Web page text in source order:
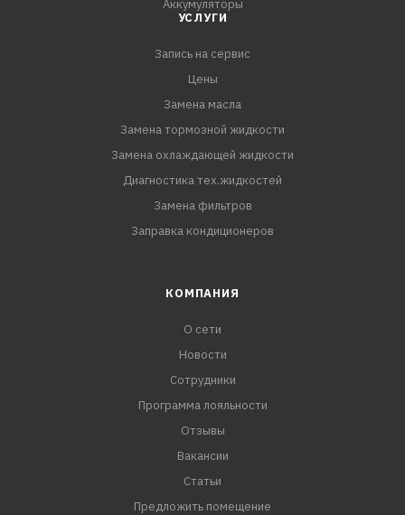
Аккумуляторы
УСЛУГИ
Запись на сервис
Цены
Замена масла
Замена тормозной жидкости
Замена охлаждающей жидкости
Диагностика тех.жидкостей
Замена фильтров
Заправка кондиционеров
КОМПАНИЯ
О сети
Новости
Сотрудники
Программа лояльности
Отзывы
Вакансии
Статьи
Предложить помещение